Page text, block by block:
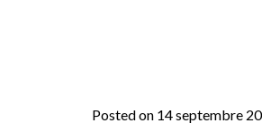
Posted on 14 septembre